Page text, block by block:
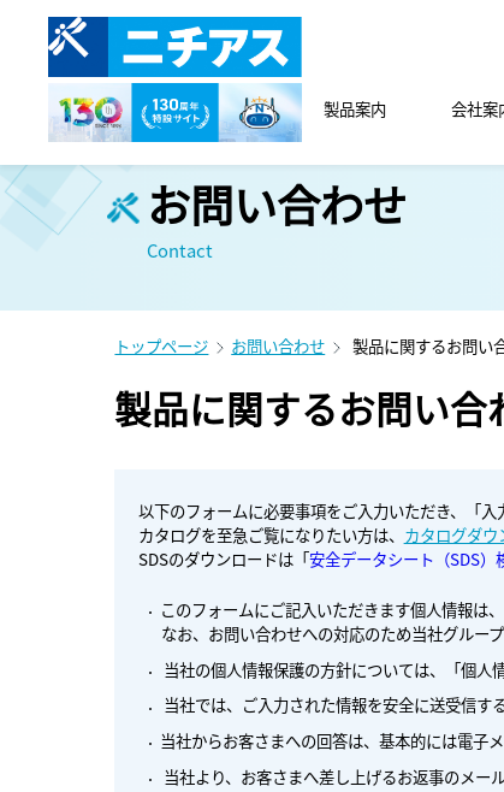
製品案内 会社案
お問い合わせ
Contact
トップページ お問い合わせ 製品に関するお問い
製品に関するお問い合
以下のフォームに必要事項をご入力いただき、「入
カタログを至急ご覧になりたい方は、 カタログダウ
SDSのダウンロードは「安全データシート（SDS）
このフォームにご記入いただきます個人情報は
なお、お問い合わせへの対応のため当社グルー
当社の個人情報保護の方針については、「個人
当社では、ご入力された情報を安全に送受信す
当社からお客さまへの回答は、基本的には電子
当社より、お客さまへ差し上げるお返事のメー